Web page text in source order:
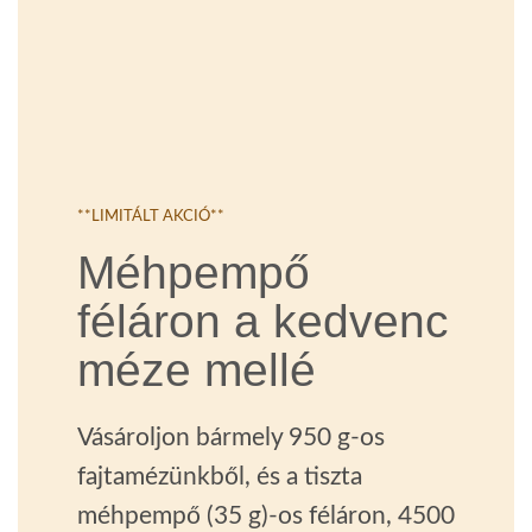
**LIMITÁLT AKCIÓ**
Méhpempő
féláron a kedvenc
méze mellé
Vásároljon bármely 950 g-os
fajtamézünkből, és a tiszta
méhpempő (35 g)-os féláron, 4500